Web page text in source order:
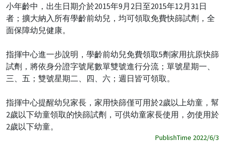
小年齡中，出生日期介於2015年9月2日至2015年12月31日
者；擴大納入所有學齡前幼兒，均可領取免費快篩試劑，全
面保障幼兒健康。
指揮中心進一步說明，學齡前幼兒免費領取5劑家用抗原快篩
試劑，將依身分證字號尾數單雙號進行分流；單號星期一、
三、五；雙號星期二、四、六；週日皆可領取。
指揮中心提醒幼兒家長，家用快篩僅可用於2歲以上幼童，幫
2歲以下幼童領取的快篩試劑，可供幼童家長使用，勿使用於
2歲以下幼童。
PublishTime 2022/6/3